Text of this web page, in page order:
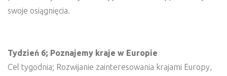
swoje osiągnięcia.
Tydzień 6; Poznajemy kraje w Europie
Cel tygodnia; Rozwijanie zainteresowania krajami Europy,